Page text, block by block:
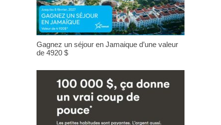
Gagnez un séjour en Jamaique d’une valeur
de 4920 $